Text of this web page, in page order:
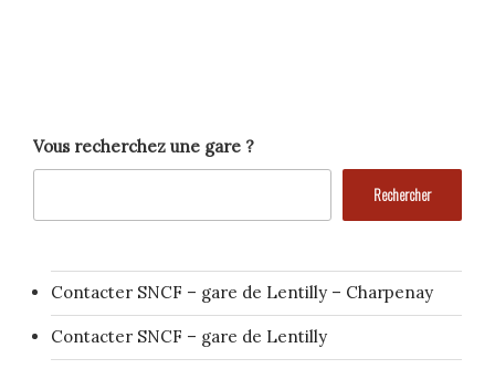
Vous recherchez une gare ?
Rechercher
Contacter SNCF – gare de Lentilly – Charpenay
Contacter SNCF – gare de Lentilly